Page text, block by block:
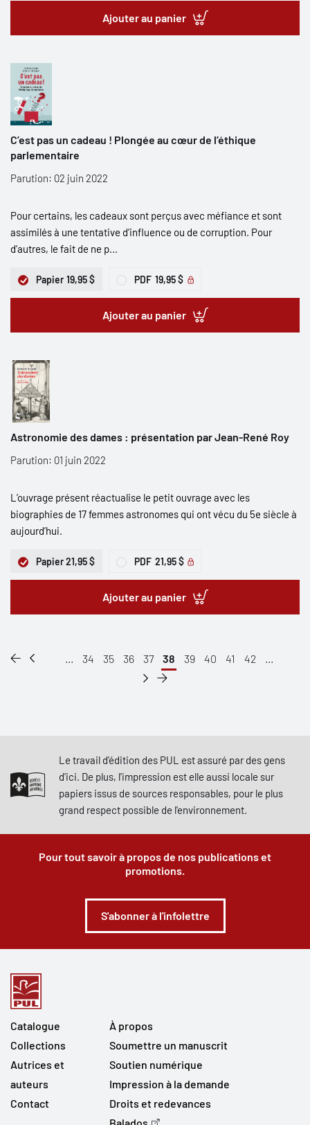
Ajouter au panier
C’est pas un cadeau ! Plongée au cœur de l’éthique
parlementaire
Parution: 02 juin 2022
Pour certains, les cadeaux sont perçus avec méfiance et sont
assimilés à une tentative d’influence ou de corruption. Pour
d’autres, le fait de ne p...
Papier 19,95 $ PDF 19,95 $
Ajouter au panier
Astronomie des dames : présentation par Jean-René Roy
Parution: 01 juin 2022
L’ouvrage présent réactualise le petit ouvrage avec les
biographies de 17 femmes astronomes qui ont vécu du 5e siècle à
aujourd’hui.
Papier21,95 $ PDF 21,95 $
Ajouter au panier
... 34 35 36 37 38 39 40 41 42 ...
Le travail d'édition des PUL est assuré par des gens
d'ici. De plus, l'impression est elle aussi locale sur
papiers issus de sources responsables, pour le plus
grand respect possible de l'environnement.
Pour tout savoir à propos de nos publications et
promotions.
S'abonner à l'infolettre
Catalogue
Collections
Autrices et
auteurs
Contact
À propos
Soumettre un manuscrit
Soutien numérique
Impression à la demande
Droits et redevances